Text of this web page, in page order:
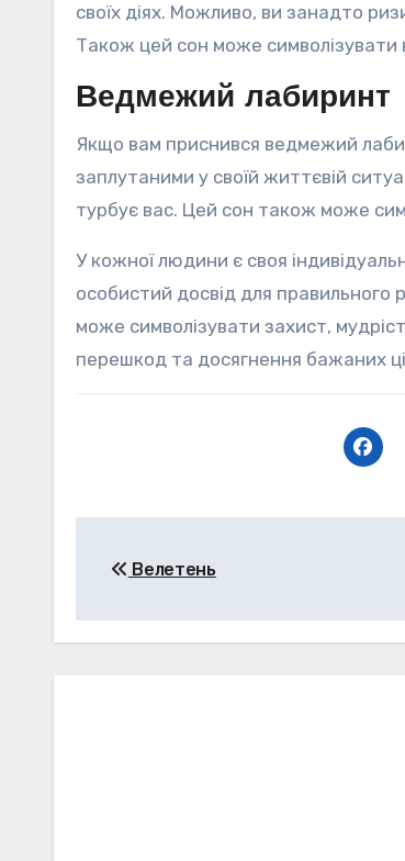
своїх діях. Можливо, ви занадто
Також цей сон може символізувати
Ведмежий лабиринт
Якщо вам приснився ведмежий
заплутаними у своїй життєвій
турбує вас. Цей сон також може
У кожної людини є своя
особистий досвід для
може символізувати захист,
перешкод та досягнення бажаних
записів
Велетень